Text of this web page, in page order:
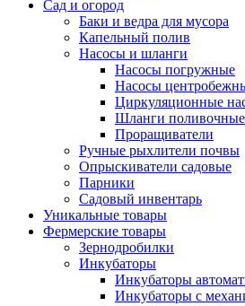
Сад и огород
Баки и ведра для мусора
Капельный полив
Насосы и шланги
Насосы погружные
Насосы
Циркуляционные
Шланги поливочные
Проращиватели
Ручные рыхлители почвы
Опрыскиватели садовые
Парники
Садовый инвентарь
Уникальные товары
Фермерские товары
Зернодробилки
Инкубаторы
Инкубаторы
Инкубаторы с